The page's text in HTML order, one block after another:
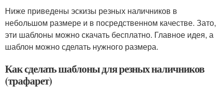
Ниже приведены эскизы резных наличников в
небольшом размере и в посредственном качестве. Зато,
эти шаблоны можно скачать бесплатно. Главное идея, а
шаблон можно сделать нужного размера.
Как сделать шаблоны для резных наличников
(трафарет)